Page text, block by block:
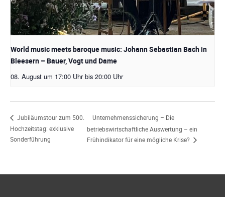
World music meets baroque music: Johann Sebastian Bach in
Bleesern – Bauer, Vogt und Dame
08. August um 17:00 Uhr bis 20:00 Uhr
Jubiläumstour zum 500.
Hochzeitstag: exklusive
Sonderführung
Unternehmenssicherung – Die
betriebswirtschaftliche Auswertung – ein
Frühindikator für eine mögliche Krise?